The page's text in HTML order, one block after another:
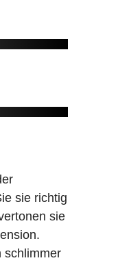
sie richtig
sie
schlimmer